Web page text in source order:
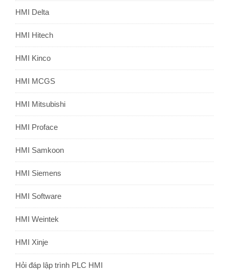
HMI Delta
HMI Hitech
HMI Kinco
HMI MCGS
HMI Mitsubishi
HMI Proface
HMI Samkoon
HMI Siemens
HMI Software
HMI Weintek
HMI Xinje
Hỏi đáp lập trình PLC HMI